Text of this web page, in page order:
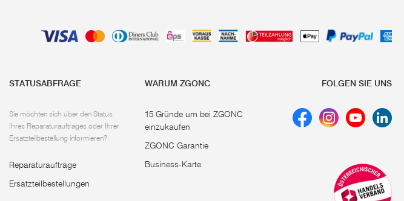
STATUSABFRAGE
Sie möchten sich über den Status
Ihres Reparaturauftrages oder Ihrer
Ersatzteilbestellung informieren?
Reparaturaufträge
Ersatzteilbestellungen
WARUM ZGONC
15 Gründe um bei ZGONC
einzukaufen
ZGONC Garantie
Business-Karte
FOLGEN SIE UNS